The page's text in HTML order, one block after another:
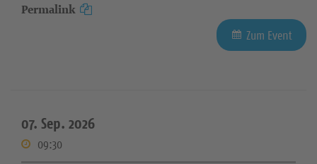
Permalink
Zum Event
07. Sep. 2026
09:30